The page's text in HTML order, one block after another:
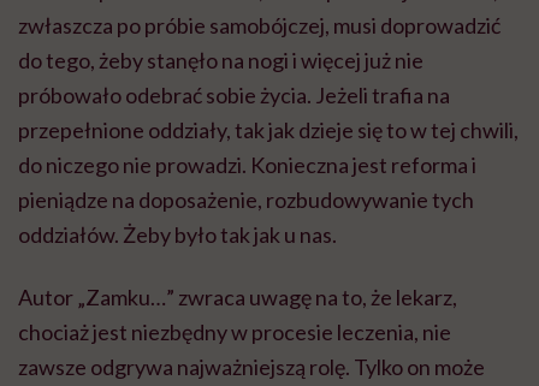
zwłaszcza po próbie samobójczej, musi doprowadzić
do tego, żeby stanęło na nogi i więcej już nie
próbowało odebrać sobie życia. Jeżeli trafia na
przepełnione oddziały, tak jak dzieje się to w tej chwili,
do niczego nie prowadzi. Konieczna jest reforma i
pieniądze na doposażenie, rozbudowywanie tych
oddziałów. Żeby było tak jak u nas.
Autor „Zamku…” zwraca uwagę na to, że lekarz,
chociaż jest niezbędny w procesie leczenia, nie
zawsze odgrywa najważniejszą rolę. Tylko on może